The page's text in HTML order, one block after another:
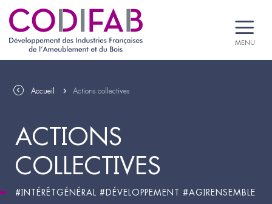
MENU
Accueil Actions collectives
ACTIONS
COLLECTIVES
#INTÉRÊTGÉNÉRAL #DÉVELOPPEMENT #AGIRENSEMBLE